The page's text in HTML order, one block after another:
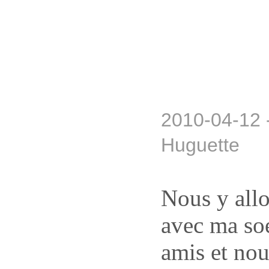
2010-04-12
Huguette
Nous y
avec ma
amis et